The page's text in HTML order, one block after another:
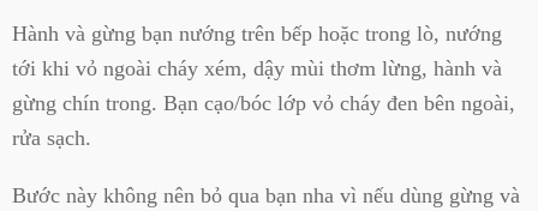
Hành và gừng bạn nướng trên bếp hoặc trong lò, nướng
tới khi vỏ ngoài cháy xém, dậy mùi thơm lừng, hành và
gừng chín trong. Bạn cạo/bóc lớp vỏ cháy đen bên ngoài,
rửa sạch.
Bước này không nên bỏ qua bạn nha vì nếu dùng gừng và